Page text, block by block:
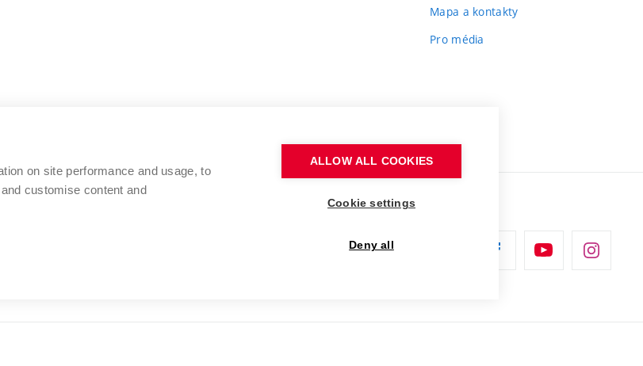
Mapa a kontakty
Pro média
on site performance and usage, to
customise content and
ALLOW ALL COOKIES
Cookie settings
Deny all